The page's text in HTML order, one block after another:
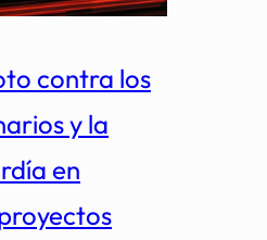
contra los
y la
en